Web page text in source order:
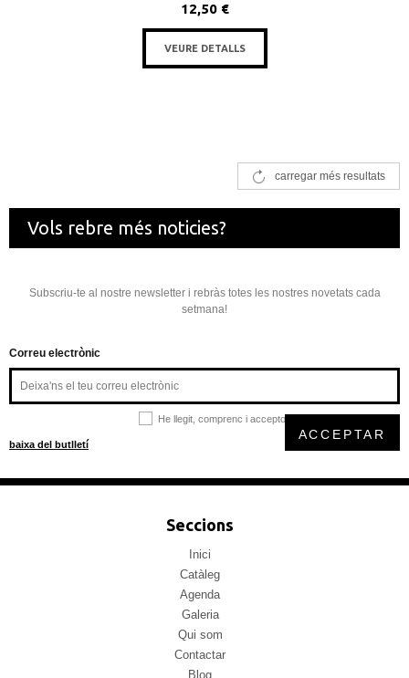
12,50 €
VEURE DETALLS
carregar més resultats
Vols rebre més noticies?
Subscriu-te al nostre newsletter i rebràs totes les nostres novetats cada
setmana!
Correu electrònic
He llegit, comprenc i accepto la
baixa del butlletí
ACCEPTAR
Seccions
Inici
Catàleg
Agenda
Galeria
Qui som
Contactar
Blog